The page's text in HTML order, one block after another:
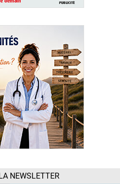
NEWSLETTER